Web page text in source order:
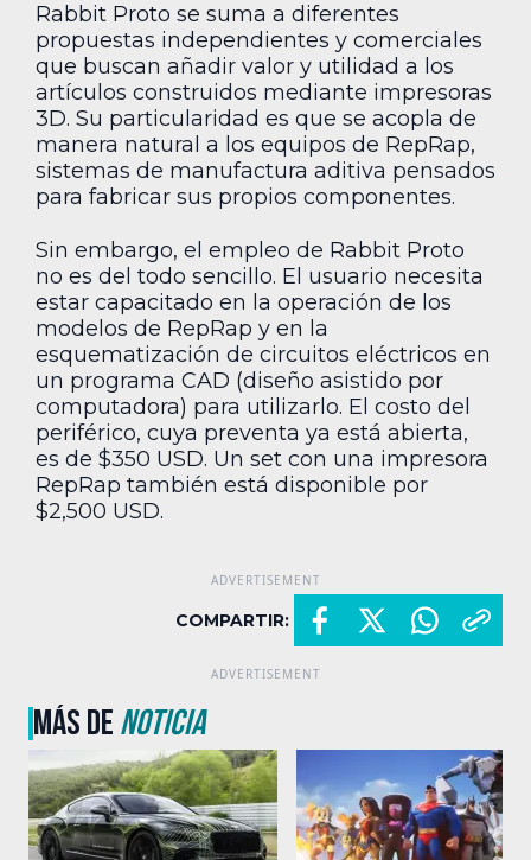
Rabbit Proto se suma a diferentes
propuestas independientes y comerciales
que buscan añadir valor y utilidad a los
artículos construidos mediante impresoras
3D. Su particularidad es que se acopla de
manera natural a los equipos de RepRap,
sistemas de manufactura aditiva pensados
para fabricar sus propios componentes.
Sin embargo, el empleo de Rabbit Proto
no es del todo sencillo. El usuario necesita
estar capacitado en la operación de los
modelos de RepRap y en la
esquematización de circuitos eléctricos en
un programa CAD (diseño asistido por
computadora) para utilizarlo. El costo del
periférico, cuya preventa ya está abierta,
es de $350 USD. Un set con una impresora
RepRap también está disponible por
$2,500 USD.
COMPARTIR:
MÁS DENOTICIA